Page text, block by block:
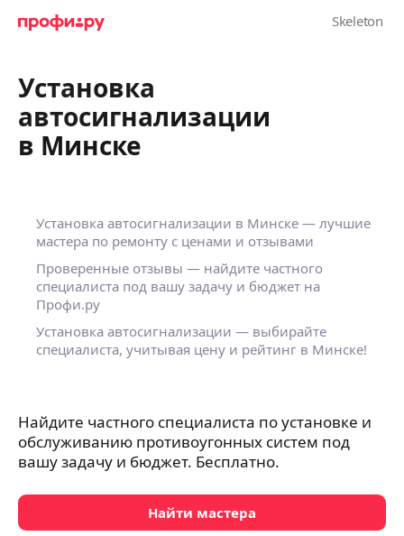
Установка
автосигнализации
в Минске
Установка автосигнализации в Минске — лучшие
мастера по ремонту с ценами и отзывами
Проверенные отзывы — найдите частного
специалиста под вашу задачу и бюджет на
Профи.ру
Установка автосигнализации — выбирайте
специалиста, учитывая цену и рейтинг в Минске!
Найдите частного специалиста по установке и
обслуживанию противоугонных систем под
вашу задачу и бюджет. Бесплатно.
Найти мастера